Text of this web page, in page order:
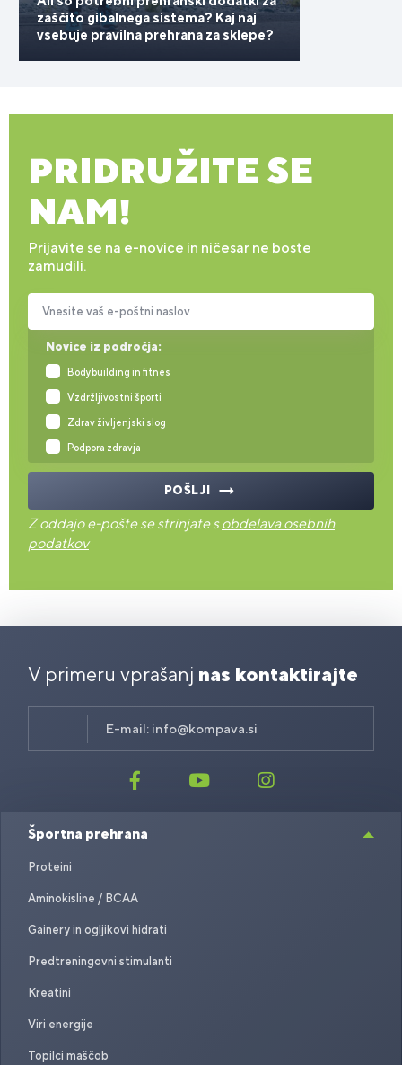
zaščito gibalnega sistema? Kaj naj
vsebuje pravilna prehrana za sklepe?
PRIDRUŽITE SE
NAM!
Prijavite se na e-novice in ničesar ne boste
zamudili.
Novice iz področja:
Bodybuilding in fitnes
Vzdržljivostni športi
Zdrav življenjski slog
Podpora zdravja
Vnesite vaš e-poštni naslov
POŠLJI
Z oddajo e-pošte se strinjate sobdelava osebnih
podatkov
V primeru vprašanj nas kontaktirajte
E-mail: info@kompava.si
Športna prehrana
Proteini
Aminokisline / BCAA
Gainery in ogljikovi hidrati
Predtreningovni stimulanti
Kreatini
Viri energije
Topilci maščob